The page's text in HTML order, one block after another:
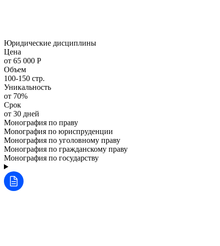
Юридические дисциплины
Цена
от 65 000 Р
Объем
100-150 стр.
Уникальность
от 70%
Срок
от 30 дней
Монография по праву
Monография по юриспруденции
Монография по уголовному праву
Монография по гражданскому праву
Монография по государству